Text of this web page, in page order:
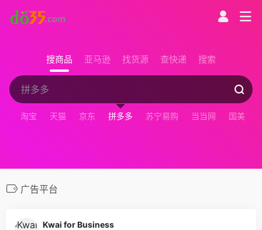
搜商品 亚马逊 找货源 查快递 搜索
淘宝 天猫 京东 拼多多 苏宁易购 当当网 国美
广告平台
Kwai for Business